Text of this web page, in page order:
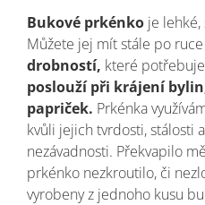
Bukové prkénko je lehké,
Můžete jej mít stále po
drobností, které
poslouží při krájení
papriček. Prkénka
kvůli jejich tvrdosti, stálosti
nezávadnosti. Překvapilo
prkénko nezkroutilo, či
vyrobeny z jednoho kusu